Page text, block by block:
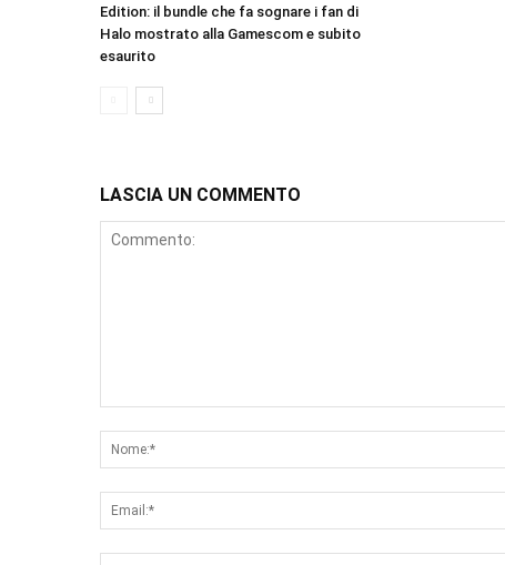
Edition: il bundle che fa sognare i fan di
Halo mostrato alla Gamescom e subito
esaurito
LASCIA UN COMMENTO